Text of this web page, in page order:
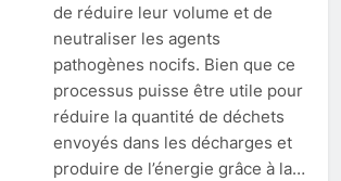
de réduire leur volume et de
neutraliser les agents
pathogènes nocifs. Bien que ce
processus puisse être utile pour
réduire la quantité de déchets
envoyés dans les décharges et
produire de l’énergie grâce à la…